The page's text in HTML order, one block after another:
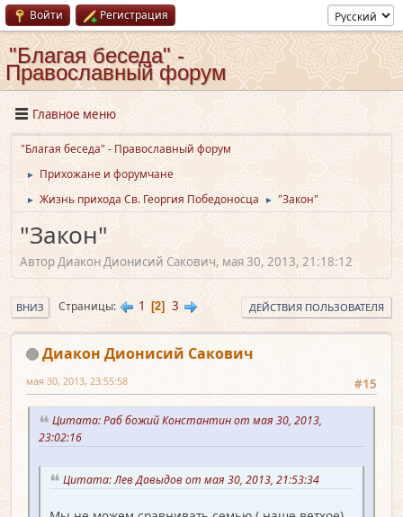
Войти Регистрация
"Благая беседа" -
Православный форум
Главное меню
"Благая беседа" - Православный форум
► Прихожане и форумчане
► Жизнь прихода Св. Георгия Победоносца ► "Закон"
"Закон"
Автор Диакон Дионисий Сакович, мая 30, 2013, 21:18:12
ВНИЗ Страницы 1 2 3 ДЕЙСТВИЯ ПОЛЬЗОВАТЕЛЯ
Диакон Дионисий Сакович
#15
мая 30, 2013, 23:55:58
Цитата: Раб божий Константин от мая 30, 2013,
23:02:16
Цитата: Лев Давыдов от мая 30, 2013, 21:53:34